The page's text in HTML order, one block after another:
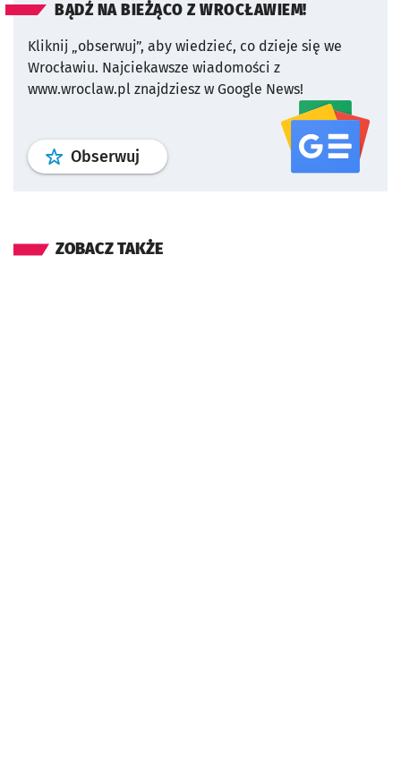
BĄDŹ NA BIEŻĄCO Z WROCŁAWIEM!
Kliknij „obserwuj”, aby wiedzieć, co dzieje się we
Wrocławiu. Najciekawsze wiadomości z
www.wroclaw.pl znajdziesz w Google News!
Obserwuj profil serwisu
ZOBACZ TAKŻE